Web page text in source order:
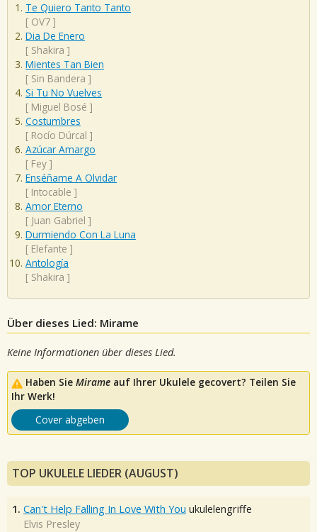
Te Quiero Tanto Tanto
[ OV7 ]
Dia De Enero
[ Shakira ]
Mientes Tan Bien
[ Sin Bandera ]
Si Tu No Vuelves
[ Miguel Bosé ]
Costumbres
[ Rocío Dúrcal ]
Azúcar Amargo
[ Fey ]
Enséñame A Olvidar
[ Intocable ]
Amor Eterno
[ Juan Gabriel ]
Durmiendo Con La Luna
[ Elefante ]
Antología
[ Shakira ]
Über dieses Lied: Mirame
Keine Informationen über dieses Lied.
Haben Sie Mirame auf Ihrer Ukulele gecovert? Teilen Sie
Ihr Werk!
Cover abgeben
TOP UKULELE LIEDER (AUGUST)
1. Can't Help Falling In Love With You ukulelengriffe
Elvis Presley